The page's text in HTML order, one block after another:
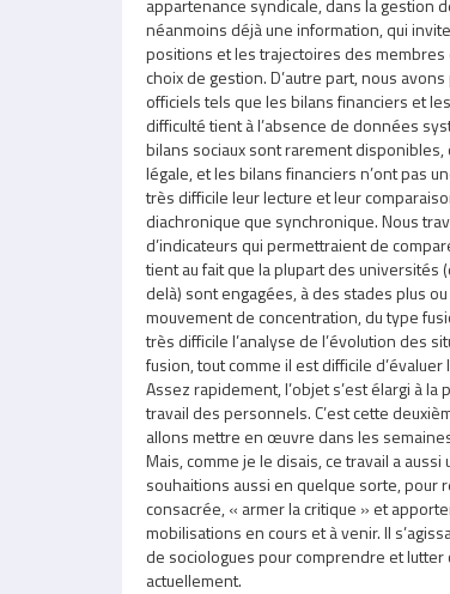
appartenance syndicale, dans la gestion
néanmoins déjà une information, qui
positions et les trajectoires des
choix de gestion. D’autre part, nous
officiels tels que les bilans financiers et
difficulté tient à l’absence de données
bilans sociaux sont rarement disponibles,
légale, et les bilans financiers n’ont pas
très difficile leur lecture et leur
diachronique que synchronique. Nous
d’indicateurs qui permettraient de
tient au fait que la plupart des universités
delà) sont engagées, à des stades plus
mouvement de concentration, du type
très difficile l’analyse de l’évolution des
fusion, tout comme il est difficile
Assez rapidement, l’objet s’est élargi à
travail des personnels. C’est cette
allons mettre en œuvre dans les
Mais, comme je le disais, ce travail a
souhaitions aussi en quelque sorte, pour
consacrée, « armer la critique » et
mobilisations en cours et à venir. Il
de sociologues pour comprendre et
actuellement.